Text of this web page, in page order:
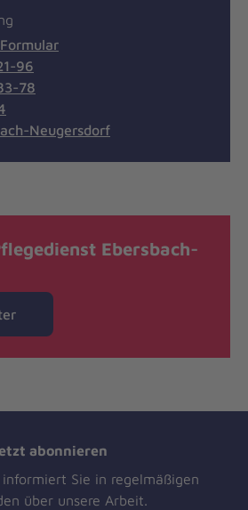
96
78
Neugersdorf
Ebersbach-
abonnieren
Sie in regelmäßigen
über unsere Arbeit.